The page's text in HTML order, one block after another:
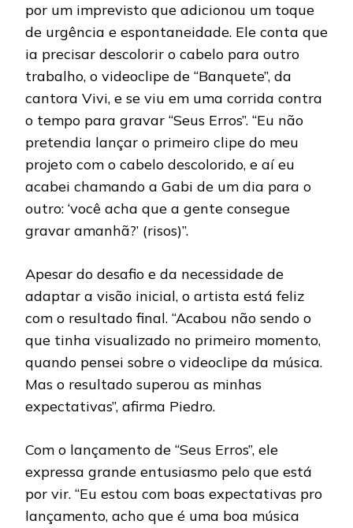
por um imprevisto que adicionou um toque
de urgência e espontaneidade. Ele conta que
ia precisar descolorir o cabelo para outro
trabalho, o videoclipe de “Banquete”, da
cantora Vivi, e se viu em uma corrida contra
o tempo para gravar “Seus Erros”. “Eu não
pretendia lançar o primeiro clipe do meu
projeto com o cabelo descolorido, e aí eu
acabei chamando a Gabi de um dia para o
outro: ‘você acha que a gente consegue
gravar amanhã?’ (risos)”.
Apesar do desafio e da necessidade de
adaptar a visão inicial, o artista está feliz
com o resultado final. “Acabou não sendo o
que tinha visualizado no primeiro momento,
quando pensei sobre o videoclipe da música.
Mas o resultado superou as minhas
expectativas”, afirma Piedro.
Com o lançamento de “Seus Erros”, ele
expressa grande entusiasmo pelo que está
por vir. “Eu estou com boas expectativas pro
lançamento, acho que é uma boa música